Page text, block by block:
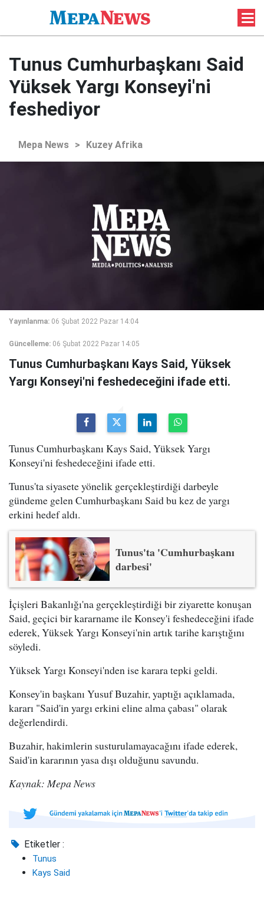
Tunus Cumhurbaşkanı Said
Yüksek Yargı Konseyi'ni
feshediyor
Mepa News > Kuzey Afrika
Yayınlanma: 06 Şubat 2022 Pazar 14:04
Güncelleme: 06 Şubat 2022 Pazar 14:05
Tunus Cumhurbaşkanı Kays Said, Yüksek
Yargı Konseyi'ni feshedeceğini ifade etti.
Tunus Cumhurbaşkanı Kays Said, Yüksek Yargı
Konseyi'ni feshedeceğini ifade etti.
Tunus'ta siyasete yönelik gerçekleştirdiği darbeyle
gündeme gelen Cumhurbaşkanı Said bu kez de yargı
erkini hedef aldı.
Tunus'ta 'Cumhurbaşkanı
darbesi'
İçişleri Bakanlığı'na gerçekleştirdiği bir ziyarette konuşan
Said, geçici bir kararname ile Konsey'i feshedeceğini ifade
ederek, Yüksek Yargı Konseyi'nin artık tarihe karıştığını
söyledi.
Yüksek Yargı Konseyi'nden ise karara tepki geldi.
Konsey'in başkanı Yusuf Buzahir, yaptığı açıklamada,
kararı "Said'in yargı erkini eline alma çabası" olarak
değerlendirdi.
Buzahir, hakimlerin susturulamayacağını ifade ederek,
Said'in kararının yasa dışı olduğunu savundu.
Kaynak: Mepa News
Etiketler :
Tunus
Kays Said